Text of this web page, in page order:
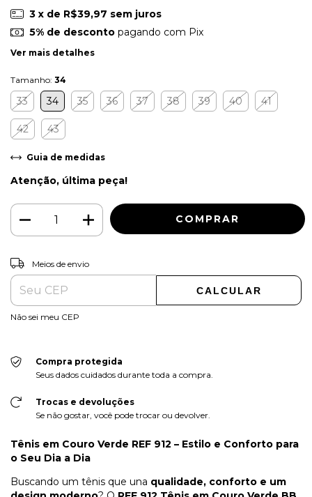
3 x de R$39,97 sem juros
5% de descontopagando com Pix
Ver mais detalhes
Tamanho: 34
33 34 35 36 37 38 39 40 41
42 43
Guia de medidas
Atenção, última peça!
Entregas para o CEP:
Meios de envio
CALCULAR
Não sei meu CEP
Compra protegida
Seus dados cuidados durante toda a compra.
Trocas e devoluções
Se não gostar, você pode trocar ou devolver.
Tênis em Couro Verde REF 912 – Estilo e Conforto para
o Seu Dia a Dia
Buscando um tênis que una qualidade, conforto e um